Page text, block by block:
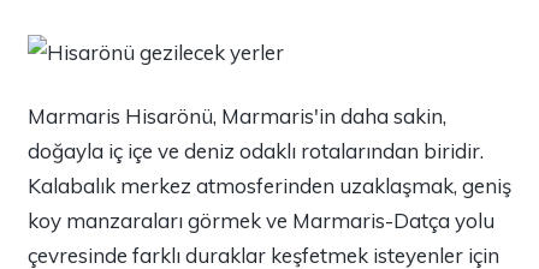
Marmaris Hisarönü, Marmaris'in daha sakin,
doğayla iç içe ve deniz odaklı rotalarından biridir.
Kalabalık merkez atmosferinden uzaklaşmak, geniş
koy manzaraları görmek ve Marmaris-Datça yolu
çevresinde farklı duraklar keşfetmek isteyenler için